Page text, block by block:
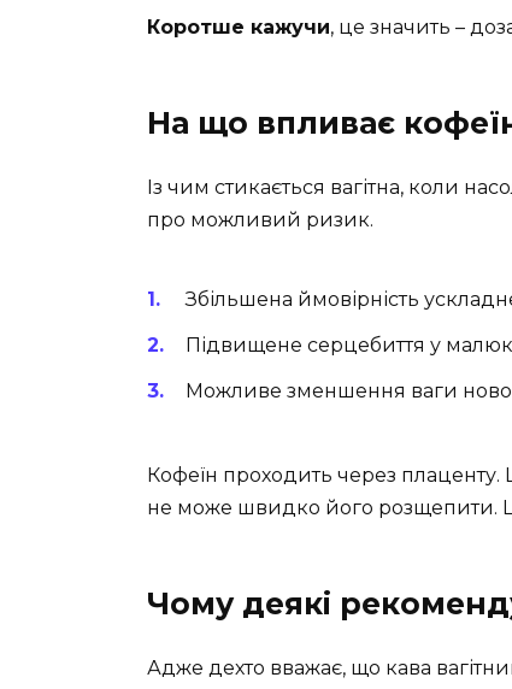
Коротше кажучи, це значить –
На що впливає
Із чим стикається вагітна, коли
про можливий ризик.
Збільшена ймовірність
Підвищене серцебиття у
Можливе зменшення ваги
Кофеїн проходить через
не може швидко його розщепити.
Чому деякі
Адже дехто вважає, що кава